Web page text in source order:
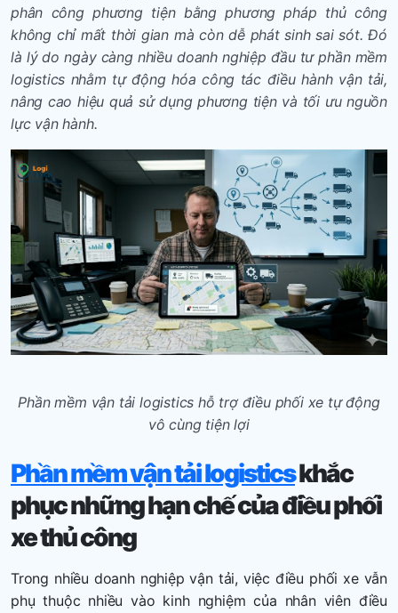
phân công phương tiện bằng phương pháp thủ công
không chỉ mất thời gian mà còn dễ phát sinh sai sót. Đó
là lý do ngày càng nhiều doanh nghiệp đầu tư phần mềm
logistics nhằm tự động hóa công tác điều hành vận tải,
nâng cao hiệu quả sử dụng phương tiện và tối ưu nguồn
lực vận hành.
Phần mềm vận tải logistics hỗ trợ điều phối xe tự động
vô cùng tiện lợi
Phần mềm vận tải logisticskhắc
phục những hạn chế của điều phối
xe thủ công
Trong nhiều doanh nghiệp vận tải, việc điều phối xe vẫn
phụ thuộc nhiều vào kinh nghiệm của nhân viên điều